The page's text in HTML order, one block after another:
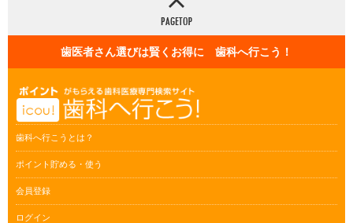
歯医者さん選びは賢くお得に 歯科へ行こう！
歯科へ行こうとは？
ポイント貯める・使う
会員登録
ログイン